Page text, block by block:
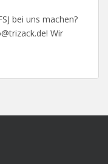
bei uns machen?
Wir